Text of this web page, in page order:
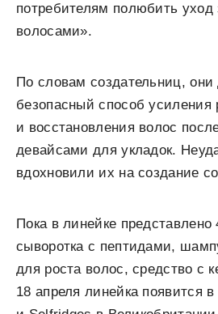
потребителям полюбить уход
волосами».
По словам создательниц, они
безопасный способ усиления
и восстановления волос
девайсами для укладок.
вдохновили их на создание
Пока в линейке представлено
сыворотка с пептидами,
для роста волос, средство с
18 апреля линейка появится